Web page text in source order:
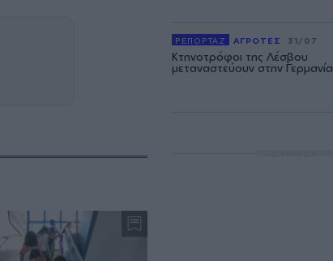
ΡΕΠΟΡΤΑΖ ΑΓΡΟΤΕΣ 31/07
Κτηνοτρόφοι της Λέσβου
μεταναστεύουν στην Γερμανία